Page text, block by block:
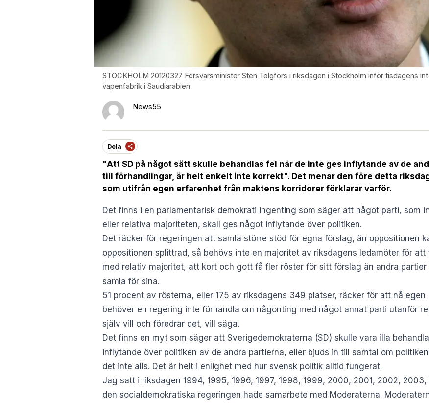
STOCKHOLM 20120327 Försvarsminister Sten Tolgfors i riksdagen i Stockholm inför tisdagens
vapenfabrik i Saudiarabien.
News55
Dela
"Att SD på något sätt skulle behandlas fel när de inte ges inflytande av de
till förhandlingar, är helt enkelt inte korrekt". Det menar den före detta
som utifrån egen erfarenhet från maktens korridorer förklarar varför.
Det finns i en parlamentarisk demokrati ingenting som säger att något parti, som
eller relativa majoriteten, skall ges något inflytande över politiken.
Det räcker för regeringen att samla större stöd för egna förslag, än oppositionen
oppositionen splittrad, så behövs inte en majoritet av riksdagens ledamöter för
med relativ majoritet, att kort och gott få fler röster för sitt förslag än andra
samla för sina.
51 procent av rösterna, eller 175 av riksdagens 349 platser, räcker för att nå
behöver en regering inte förhandla om någonting med något annat parti utanför
själv vill och föredrar det, vill säga.
Det finns en myt som säger att Sverigedemokraterna (SD) skulle vara illa
inflytande över politiken av de andra partierna, eller bjuds in till samtal om
det inte alls. Det är helt i enlighet med hur svensk politik alltid fungerat.
Jag satt i riksdagen 1994, 1995, 1996, 1997, 1998, 1999, 2000, 2001, 2002,
den socialdemokratiska regeringen hade samarbete med Moderaterna.